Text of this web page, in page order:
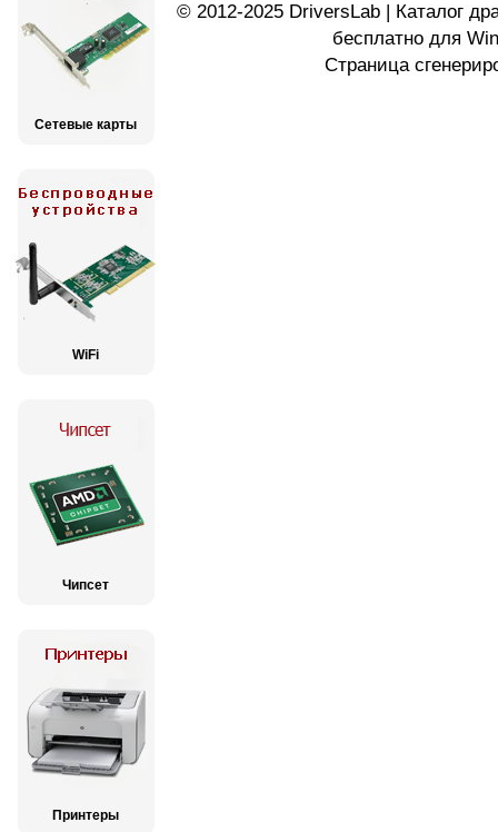
Сетевые карты
WiFi
Чипсет
Принтеры
© 2012-2025 DriversLab | Каталог
бесплатно для
Страница